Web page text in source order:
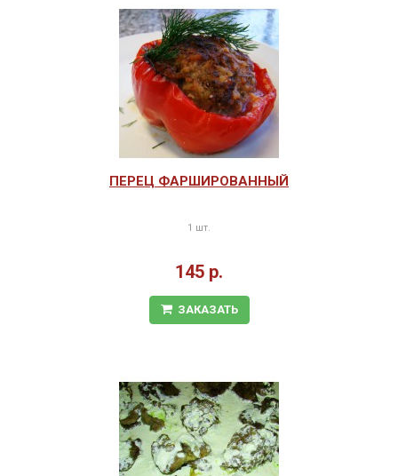
ПЕРЕЦ ФАРШИРОВАННЫЙ
1 шт.
145 р.
ЗАКАЗАТЬ